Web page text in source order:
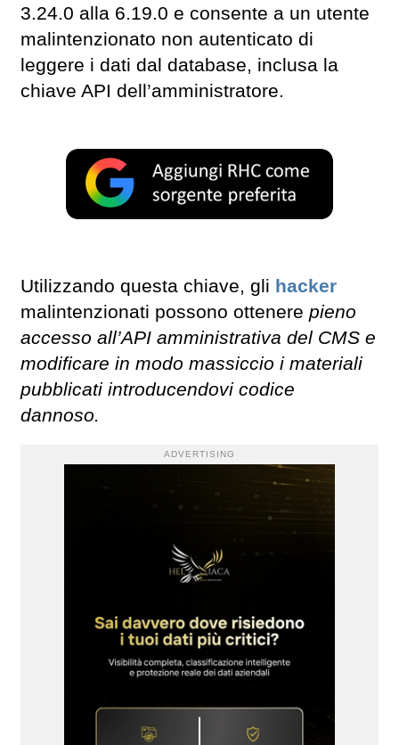
3.24.0 alla 6.19.0 e consente a un utente
malintenzionato non autenticato di
leggere i dati dal database, inclusa la
chiave API dell’amministratore.
Utilizzando questa chiave, gli hacker
malintenzionati possono ottenere pieno
accesso all’API amministrativa del CMS e
modificare in modo massiccio i materiali
pubblicati introducendovi codice
dannoso.
ADVERTISING